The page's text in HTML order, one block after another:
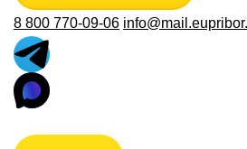
8 800 770-09-06